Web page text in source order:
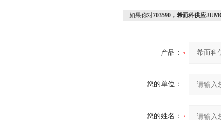
如果你对703590，希而科供应
产品：
您的单位：
您的姓名：